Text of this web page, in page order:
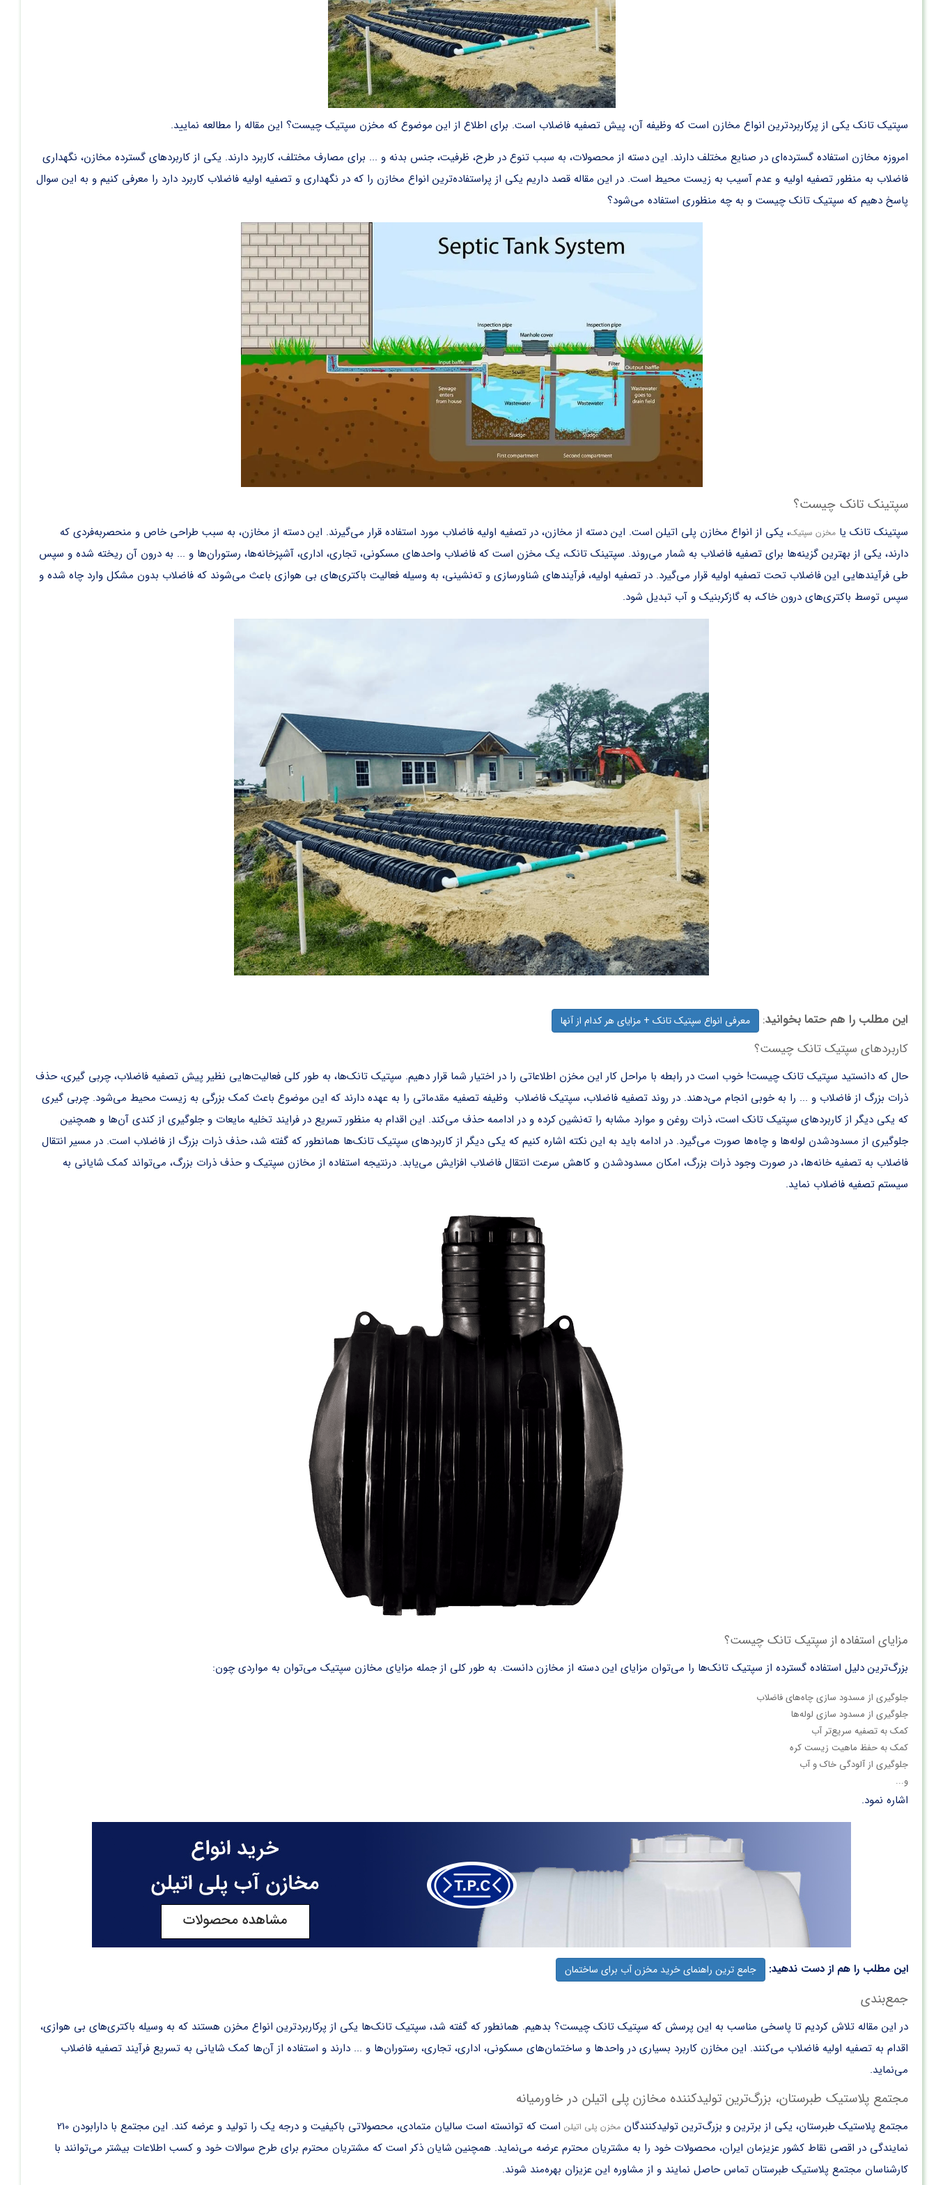
سپتیک تانک یکی از پرکاربردترین انواع مخازن است که وظیفه آن، پیش تصفیه فاضلاب است. برای اطلاع از این موضوع که مخزن سپتیک چیست؟ این مقاله را مطالعه نمایید.
امروزه مخازن استفاده گسترده‌ای در صنایع مختلف دارند. این دسته از محصولات، به سبب تنوع در طرح، ظرفیت، جنس بدنه و ... برای مصارف مختلف، کاربرد دارند. یکی از کاربرد‌های گسترده مخازن، نگهداری
فاضلاب به منظور تصفیه اولیه و عدم آسیب به زیست محیط است. در این مقاله قصد داریم یکی از پراستفاده‌ترین انواع مخازن را که در نگهداری و تصفیه اولیه فاضلاب کاربرد دارد را معرفی کنیم و به این سوال
پاسخ دهیم که سپتیک تانک چیست و به چه منظوری استفاده می‌شود؟
سپتینک تانک چیست؟
سپتینک تانک یا مخزن سپتیک، یکی از انواع مخازن پلی اتیلن است. این دسته از مخازن، در تصفیه اولیه فاضلاب مورد استفاده قرار می‌گیرند. این دسته از مخازن، به سبب طراحی خاص و منحصربه‌فردی که
دارند، یکی از بهترین گزینه‌ها برای تصفیه فاضلاب به شمار می‌روند. سپتینک تانک، یک مخزن است که فاضلاب واحدهای مسکونی، تجاری، اداری، آشپزخانه‌ها، رستوران‌ها و ... به درون آن ریخته شده و سپس
طی فرآیند‌هایی این فاضلاب تحت تصفیه اولیه قرار می‌گیرد. در تصفیه اولیه، فرآیند‌های شناور‌سازی و ته‌نشینی، به وسیله فعالیت‌ باکتری‌های بی هوازی باعث می‌شوند که فاضلاب بدون مشکل وارد چاه شده و
سپس توسط باکتری‌های درون خاک، به گازکربنیک و آب تبدیل شود.
این مطلب را هم حتما بخوانید: معرفی انواع سپتیک تانک + مزایای هر کدام از آنها
کاربردهای سپتیک تانک چیست؟
حال که دانستید سپتیک تانک چیست! خوب است در رابطه با مراحل کار این مخزن اطلاعاتی را در اختیار شما قرار دهیم. سپتیک تانک‌ها، به طور کلی فعالیت‌هایی نظیر پیش تصفیه فاضلاب، چربی گیری، حذف
ذرات بزرگ از فاضلاب و ... را به خوبی انجام می‌دهند. در روند تصفیه فاضلاب، سپتیک فاضلاب وظیفه تصفیه مقدماتی را به عهده دارند که این موضوع باعث کمک بزرگی به زیست‌ محیط می‌شود. چربی گیری
که یکی دیگر از کاربردهای سپتیک تانک است، ذرات روغن و موارد مشابه را ته‌نشین کرده و در اداممه حذف می‌کند. این اقدام به منظور تسریع در فرایند تخلیه مایعات و جلوگیری از کندی آن‌ها و همچنین
جلوگیری از مسدود‌شدن لوله‌ها و چاه‌ها صورت می‌گیرد. در ادامه باید به این نکته اشاره کنیم که یکی دیگر از کاربردهای سپتیک‌ تانک‌ها همانطور که گفته شد، حذف ذرات بزرگ از فاضلاب است. در مسیر انتقال
فاضلاب به تصفیه‌ خانه‌ها، در صورت وجود ذرات بزرگ، امکان مسدودشدن و کاهش سرعت انتقال فاضلاب افزایش می‌یابد. درنتیجه استفاده از مخازن سپتیک و حذف ذرات بزرگ، می‌تواند کمک شایانی به
سیستم تصفیه فاضلاب نماید.
مزایای استفاده از سپتیک تانک چیست؟
بزرگ‌ترین دلیل استفاده گسترده از سپتیک‌ تانک‌ها را می‌توان مزایای این دسته از مخازن دانست. به طور کلی از جمله مزایای مخازن سپتیک می‌توان به مواردی چون:
جلوگیری از مسدود سازی چاه‌های فاضلاب
جلوگیری از مسدود سازی لوله‌ها
کمک به تصفیه سریع‌تر آب
کمک به حفظ ماهیت زیست‌ کره
جلوگیری از آلودگی خاک و آب
و...
اشاره نمود.
این مطلب را هم از دست ندهید: جامع ترین راهنمای خرید مخزن آب برای ساختمان
جمع‌بندی
در این مقاله تلاش کردیم تا پاسخی مناسب به این پرسش که سپتیک تانک چیست؟ بدهیم. همانطور که گفته شد، سپتیک تانک‌ها یکی از پرکاربردترین انواع مخزن هستند که به وسیله باکتری‌های بی هوازی،
اقدام به تصفیه اولیه فاضلاب می‌کنند. این مخازن کاربرد بسیاری در واحد‌ها و ساختمان‌های مسکونی، اداری، تجاری، رستوران‌ها و ... دارند و استفاده از آن‌ها کمک شایانی به تسریع فرآیند تصفیه فاضلاب
می‌نماید.
مجتمع پلاستیک طبرستان، بزرگ‌ترین تولیدکننده مخازن پلی اتیلن در خاورمیانه
مجتمع پلاستیک طبرستان، یکی از برترین و بزرگ‌ترین تولیدکنندگان مخزن پلی اتیلن
است که توانسته‌ است سالیان متمادی، محصولاتی باکیفیت و درجه یک را تولید و عرضه کند. این مجتمع با دارابودن 210
نمایندگی در اقصی نقاط کشور عزیزمان ایران، محصولات خود را به مشتریان محترم عرضه می‌نماید. همچنین شایان ذکر است که مشتریان محترم برای طرح سوالات خود و کسب اطلاعات بیشتر می‌توانند با
کارشناسان مجتمع پلاستیک طبرستان تماس حاصل نمایند و از مشاوره این عزیزان بهره‌مند شوند.